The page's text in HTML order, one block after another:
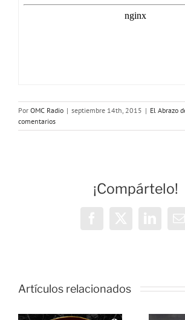
Por OMC Radio | septiembre 14th, 2015 | El Abrazo
comentarios
¡Compártelo!
Artículos relacionados